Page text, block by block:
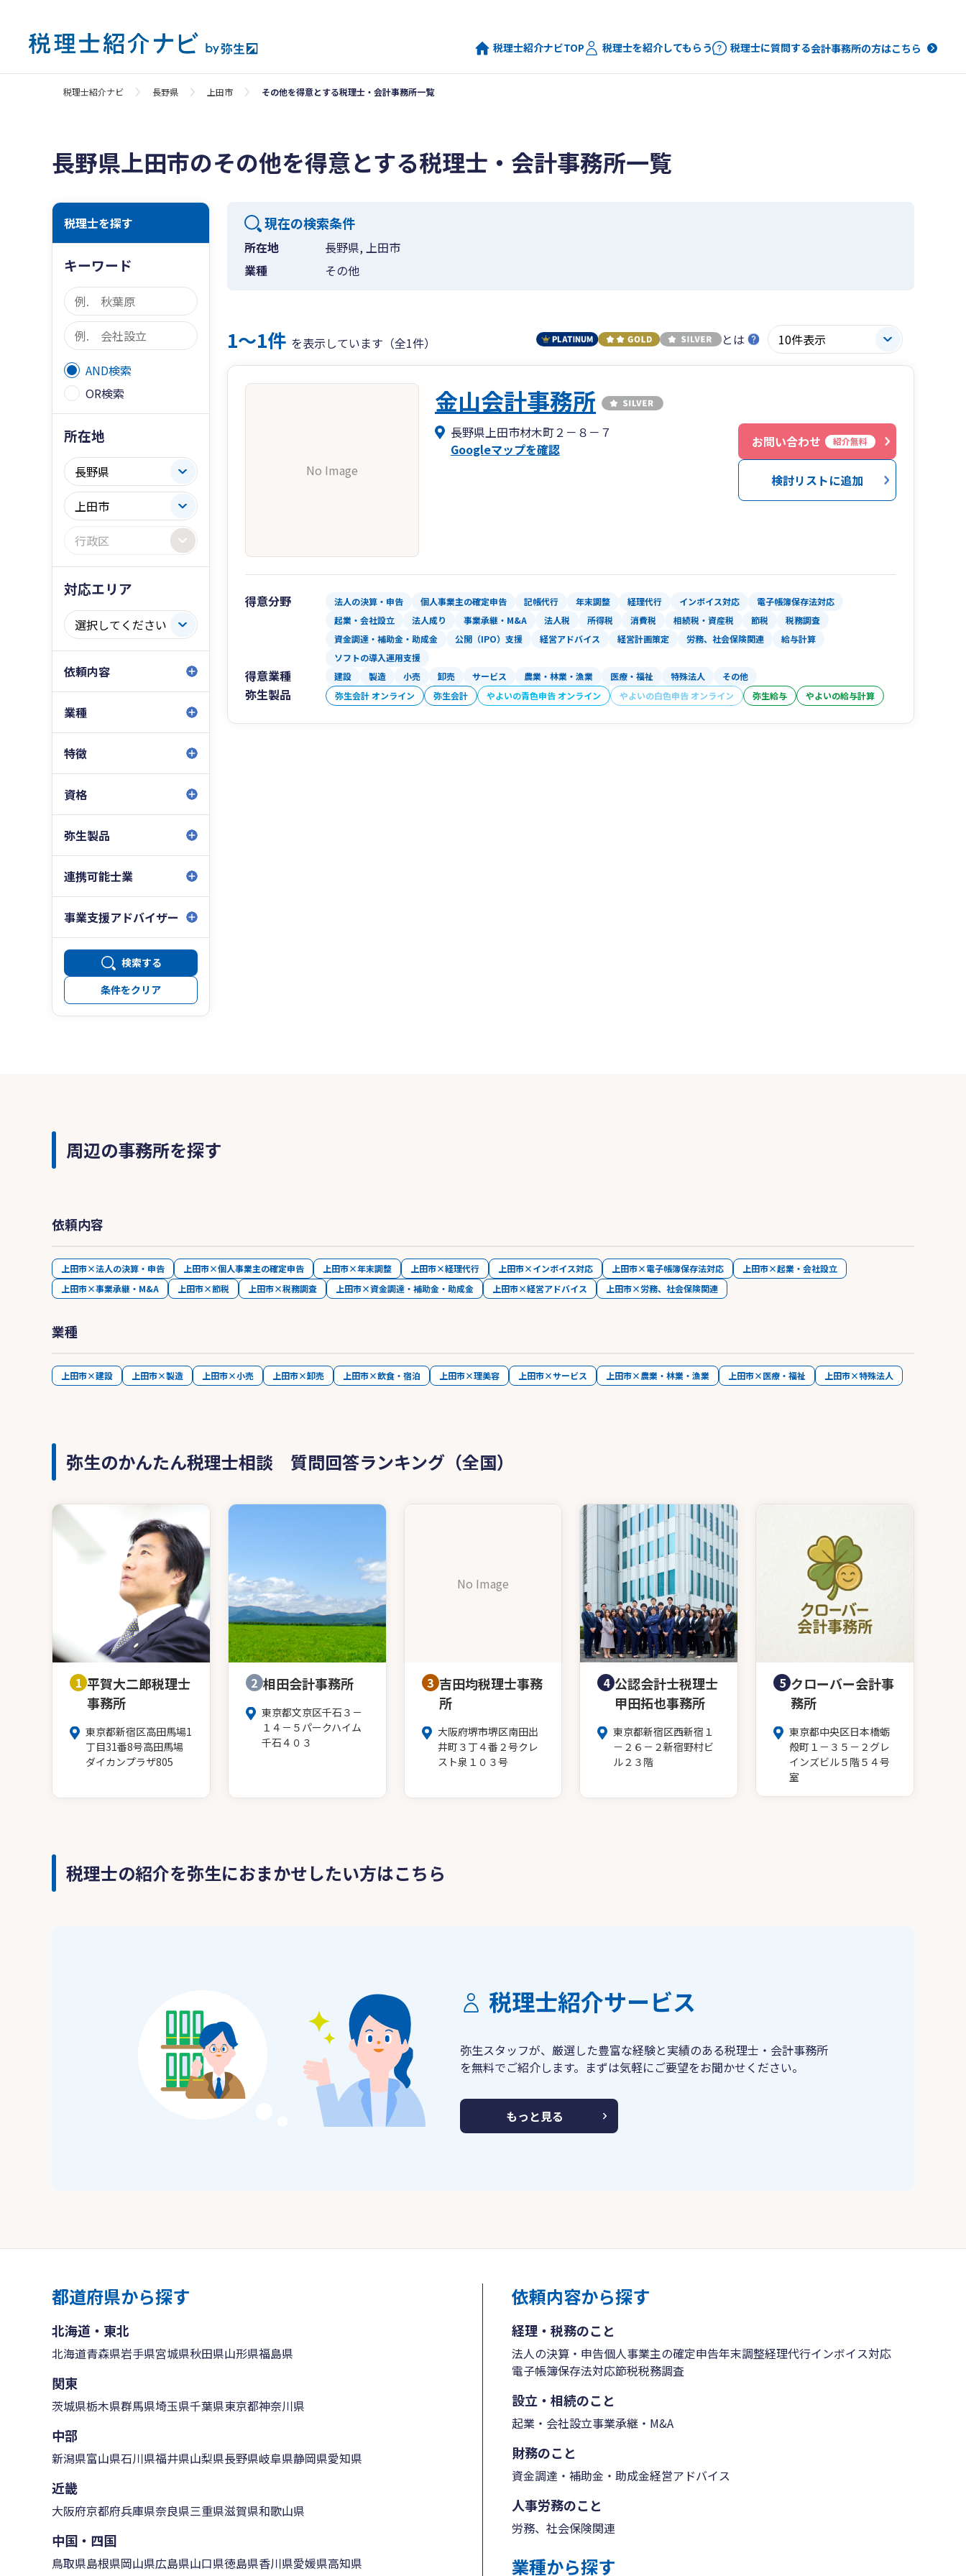
税理士紹介ナビTOP 税理士を紹介してもらう 税理士に質問する会計事務所の方はこちら
税理士紹介ナビ 長野県 上田市 その他を得意とする税理士・会計事務所一覧
長野県上田市のその他を得意とする税理士・会計事務所一覧
税理士を探す
キーワード
AND検索
OR検索
所在地
対応エリア
依頼内容
業種
特徴
資格
弥生製品
連携可能士業
事業支援アドバイザー
検索する
条件をクリア
現在の検索条件
所在地
長野県, 上田市
業種
その他
1〜1件 を表示しています（全1件） とは
No Image
金山会計事務所
長野県上田市材木町２－８－７
Googleマップを確認
お問い合わせ 紹介無料
検討リストに追加
得意分野 法人の決算・申告 個人事業主の確定申告 記帳代行 年末調整 経理代行 インボイス対応
電子帳簿保存法対応
起業・会社設立
法人成り 事業承継・M&A 法人税 所得税 消費税 相続税・資産税 節税
税務調査
資金調達・補助金・助成金
公開（IPO）支援 経営アドバイス 経営計画策定 労務、社会保険関連
給与計算
ソフトの導入運用支援
得意業種 建設 製造 小売 卸売 サービス 農業・林業・漁業 医療・福祉 特殊法人 その他
弥生製品 弥生会計 オンライン 弥生会計 やよいの青色申告 オンライン やよいの白色申告 オンライン 弥生給与 やよいの給与計算
周辺の事務所を探す
依頼内容
上田市×法人の決算・申告 上田市×個人事業主の確定申告 上田市×年末調整 上田市×経理代行 上田市×インボイス対応 上田市×電子帳簿保存法対応
上田市×起業・会社設立
上田市×事業承継・M&A
上田市×節税 上田市×税務調査 上田市×資金調達・補助金・助成金 上田市×経営アドバイス 上田市×労務、社会保険関連
業種
上田市×建設 上田市×製造 上田市×小売 上田市×卸売 上田市×飲食・宿泊 上田市×理美容 上田市×サービス 上田市×農業・林業・漁業 上田市×医療・福祉 上田市×特殊法人
弥生のかんたん税理士相談 質問回答ランキング（全国）
1 平賀大二郎税理士
事務所
東京都新宿区高田馬場1
丁目31番8号高田馬場
ダイカンプラザ805
2 相田会計事務所
東京都文京区千石３－
１４－５パークハイム
千石４０３
No Image
3 吉田均税理士事務
所
大阪府堺市堺区南田出
井町３丁４番２号クレ
スト泉１０３号
4 公認会計士税理士
甲田拓也事務所
東京都新宿区西新宿１
－２６－２新宿野村ビ
ル２３階
5 クローバー会計事
務所
東京都中央区日本橋蛎
殻町１－３５－２グレ
インズビル５階５４号
室
税理士の紹介を弥生におまかせしたい方はこちら
税理士紹介サービス
弥生スタッフが、厳選した豊富な経験と実績のある税理士・会計事務所
を無料でご紹介します。まずは気軽にご要望をお聞かせください。
もっと見る
都道府県から探す
北海道・東北
北海道青森県岩手県宮城県秋田県山形県福島県
関東
茨城県栃木県群馬県埼玉県千葉県東京都神奈川県
中部
新潟県富山県石川県福井県山梨県長野県岐阜県静岡県愛知県
近畿
大阪府京都府兵庫県奈良県三重県滋賀県和歌山県
中国・四国
鳥取県島根県岡山県広島県山口県徳島県香川県愛媛県高知県
依頼内容から探す
経理・税務のこと
法人の決算・申告個人事業主の確定申告年末調整経理代行インボイス対応
電子帳簿保存法対応節税税務調査
設立・相続のこと
起業・会社設立事業承継・M&A
財務のこと
資金調達・補助金・助成金経営アドバイス
人事労務のこと
労務、社会保険関連
業種から探す